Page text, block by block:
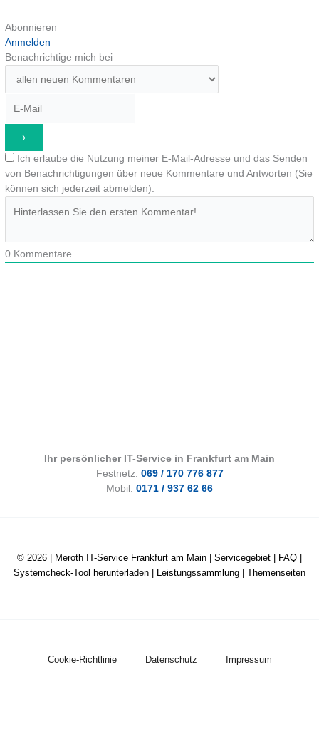
Abonnieren
Anmelden
Benachrichtige mich bei
Ich erlaube die Nutzung meiner E-Mail-Adresse und das Senden
von Benachrichtigungen über neue Kommentare und Antworten (Sie
können sich jederzeit abmelden).
0 Kommentare
Ihr persönlicher IT-Service in Frankfurt am Main
Festnetz: 069 / 170 776 877
Mobil: 0171 / 937 62 66
© 2026 | Meroth IT-Service Frankfurt am Main Servicegebiet FAQ
Systemcheck-Tool herunterladen
Leistungssammlung Themenseiten
Cookie-Richtlinie Datenschutz Impressum